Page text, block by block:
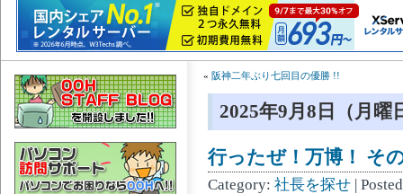
« 阪神二年ぶり七回目の優勝 !!
2025年9月8日（月曜
行ったぜ！万博！ そ
Category: 社長を探せ |